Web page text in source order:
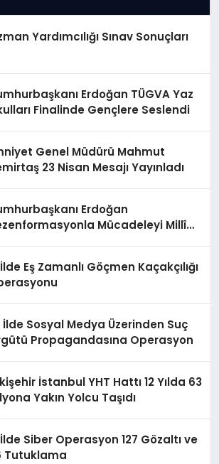
Yardımcılığı Sınav Sonuçları
Erdoğan TÜGVA Yaz
Finalinde Gençlere Seslendi
Genel Müdürü Mahmut
23 Nisan Mesajı Yayınladı
Erdoğan
Mücadeleyi Millî
İlde Eş Zamanlı Göçmen Kaçakçılığı
İlde Sosyal Medya Üzerinden Suç
Propagandasına Operasyon
İstanbul YHT Hattı 12 Yılda 63
Yakın Yolcu Taşıdı
İlde Siber Operasyon 127 Gözaltı ve
Tutuklama